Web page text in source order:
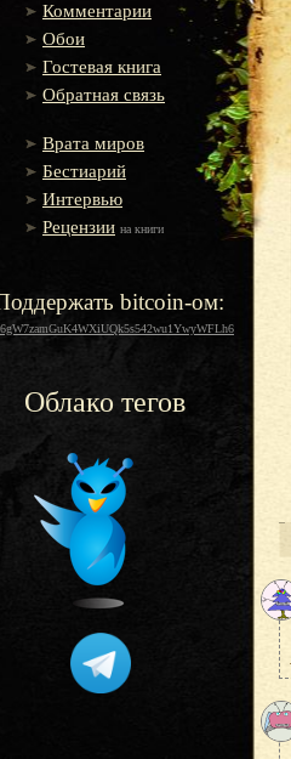
Комментарии
Обои
Гостевая книга
Обратная связь
Врата миров
Бестиарий
Интервью
Рецензии на книги
bitcoin-ом:
Облако тегов